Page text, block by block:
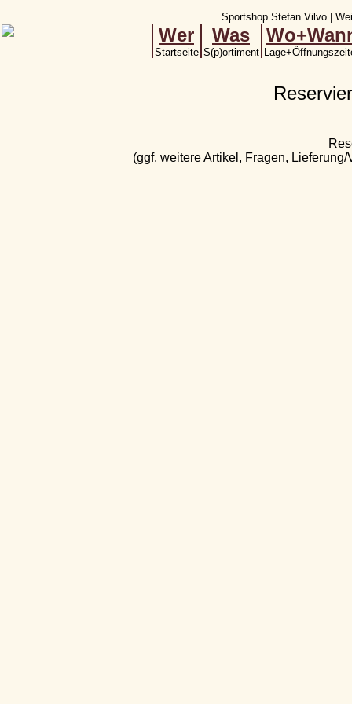
Sportshop Stefan Vilvo |
Wer
Startseite
Was
S(p)ortiment
(ggf. weitere Artikel, Fragen, Lieferung/